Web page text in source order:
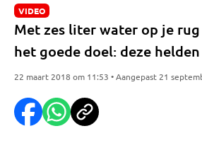
VIDEO
Met zes liter water op je
het goede doel: deze
22 maart 2018 om 11:53 • Aangepast 21